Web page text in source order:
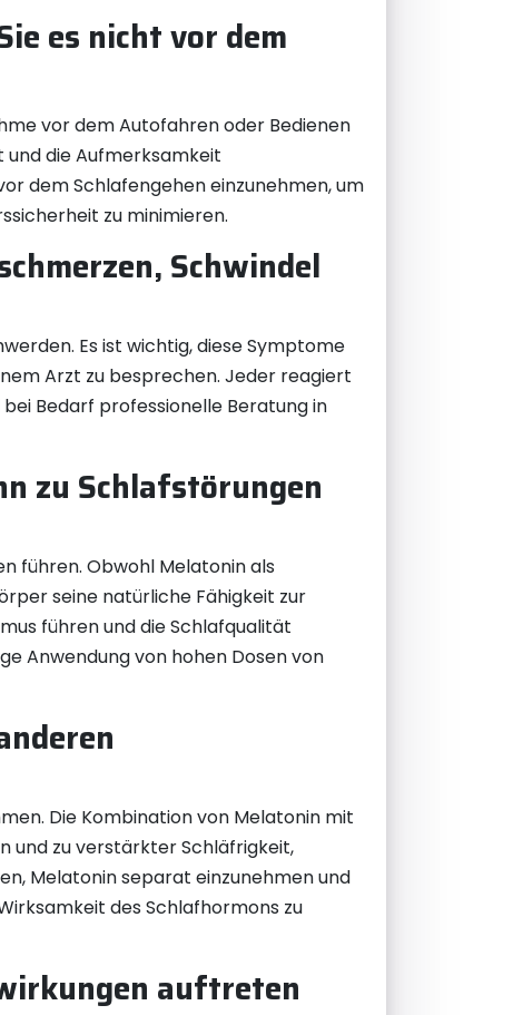
es nicht vor dem
vor dem Autofahren oder Bedienen
und die Aufmerksamkeit
dem Schlafengehen einzunehmen, um
zu minimieren.
Schwindel
Es ist wichtig, diese Symptome
Arzt zu besprechen. Jeder reagiert
Bedarf professionelle Beratung in
zu Schlafstörungen
führen. Obwohl Melatonin als
seine natürliche Fähigkeit zur
führen und die Schlafqualität
Anwendung von hohen Dosen von
Die Kombination von Melatonin mit
und zu verstärkter Schläfrigkeit,
Melatonin separat einzunehmen und
des Schlafhormons zu
auftreten